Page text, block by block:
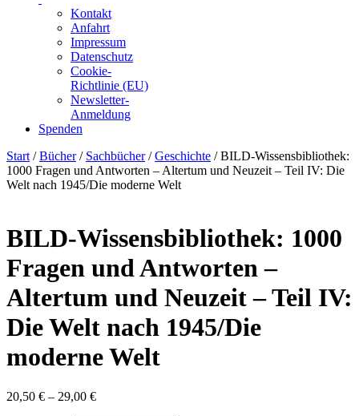
Kontakt
Anfahrt
Impressum
Datenschutz
Cookie-
Richtlinie (EU)
Newsletter-
Anmeldung
Spenden
Skip
to
content
Start /Bücher/ Sachbücher/Geschichte / BILD-Wissensbibliothek:
1000 Fragen und Antworten – Altertum und Neuzeit – Teil IV: Die
Welt nach 1945/Die moderne Welt
BILD-Wissensbibliothek: 1000
Fragen und Antworten –
Altertum und Neuzeit – Teil IV:
Die Welt nach 1945/Die
moderne Welt
20,50 € – 29,00 €Preisspanne: